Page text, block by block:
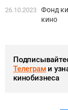
26.10.2023 Фонд
кино
Телеграми
кинобизнеса